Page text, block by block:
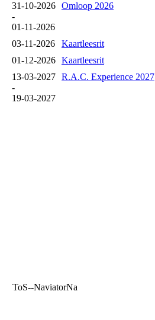
31-10-2026
-
01-11-2026
Omloop 2026
03-11-2026
Kaartleesrit
01-12-2026 Kaartleesrit
13-03-2027
-
19-03-2027
R.A.C. Experience 2027
ToS--NaviatorNa